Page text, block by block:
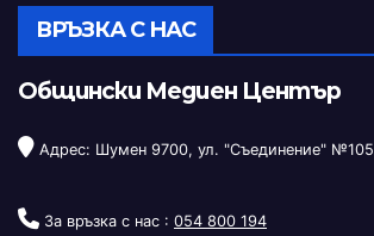
ВРЪЗКА С НАС
Общински Медиен Център
Адрес: Шумен 9700, ул. "Съединение" №105
За връзка с нас : 054 800 194